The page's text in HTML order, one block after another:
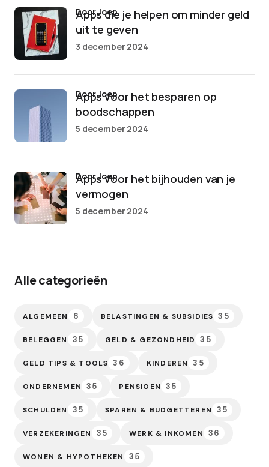
Apps die je helpen om minder geld
uit te geven
door Joep
3 december 2024
Apps voor het besparen op
boodschappen
door Joep
5 december 2024
Apps voor het bijhouden van je
vermogen
door Joep
5 december 2024
Alle categorieën
ALGEMEEN 6 BELASTINGEN & SUBSIDIES 35
BELEGGEN 35 GELD & GEZONDHEID 35
GELD TIPS & TOOLS 36 KINDEREN 35
ONDERNEMEN 35 PENSIOEN 35
SCHULDEN 35 SPAREN & BUDGETTEREN 35
VERZEKERINGEN 35 WERK & INKOMEN 36
WONEN & HYPOTHEKEN 35